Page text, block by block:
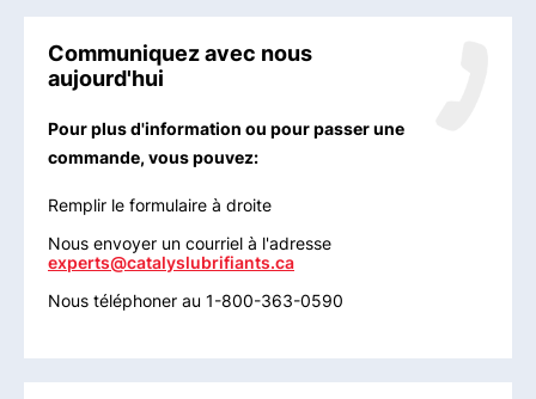
Communiquez avec nous
aujourd'hui
Pour plus d'information ou pour passer une
commande, vous pouvez:
Remplir le formulaire à droite
Nous envoyer un courriel à l'adresse
experts@catalyslubrifiants.ca
Nous téléphoner au 1-800-363-0590